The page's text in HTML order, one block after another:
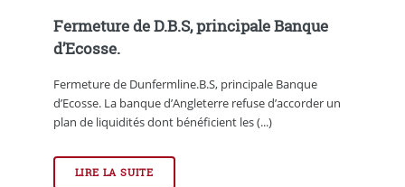
Fermeture de D.B.S, principale Banque
d’Ecosse.
Fermeture de Dunfermline.B.S, principale Banque
d’Ecosse. La banque d’Angleterre refuse d’accorder un
plan de liquidités dont bénéficient les (...)
LIRE LA SUITE